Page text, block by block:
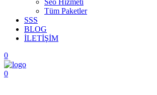
Seo Hizmeti
Tüm Paketler
SSS
BLOG
İLETİŞİM
0
0